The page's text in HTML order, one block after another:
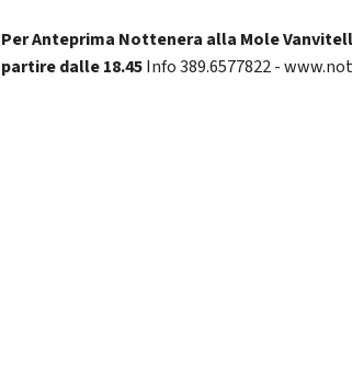
Per Anteprima Nottenera alla Mole
partire dalle 18.45Info 389.6577822 -